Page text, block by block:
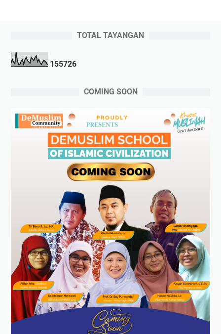
TOTAL TAYANGAN
155726
COMING SOON